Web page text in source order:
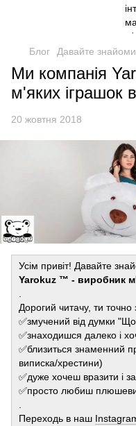
Блог Давайте
Ми компанія
м'яких іграшок в
20 жовтня 2018
Усім привіт! Давайте
Yarokuz ™ - виробник
.
Дорогий читачу, ти
✅змучений від думки
✅знаходишся далеко і
✅близиться знаменний
виписка/хрестини)
✅дуже хочеш вразити і
✅просто любиш
.
Переходь в наш